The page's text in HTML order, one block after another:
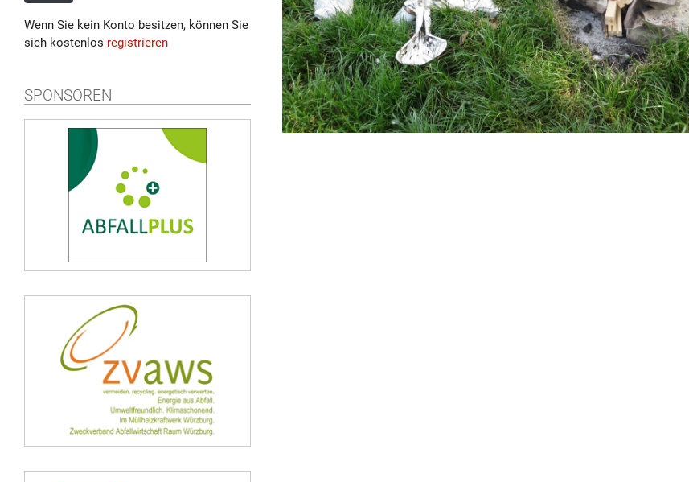
Wenn Sie kein Konto besitzen, können Sie
sich kostenlos registrieren
SPONSOREN